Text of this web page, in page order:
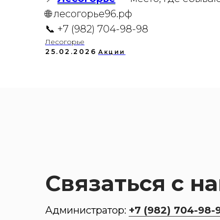
🌐 лесогорье96.рф
📞 +7 (982) 704-98-98
Лесогорье
25.02.2026 Акции
Администратор: +7 (982) 704-98-
Связаться с